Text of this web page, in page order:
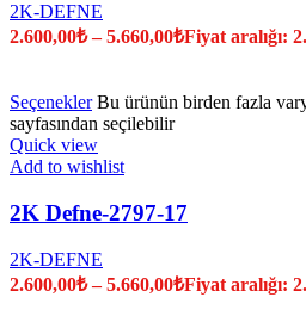
2K-DEFNE
2.600,00₺ –5.660,00₺Fiyat aralığı:
Seçenekler Bu ürünün birden fazla
sayfasından seçilebilir
Quick view
Add to wishlist
2K Defne-2797-17
2K-DEFNE
2.600,00₺ –5.660,00₺Fiyat aralığı: